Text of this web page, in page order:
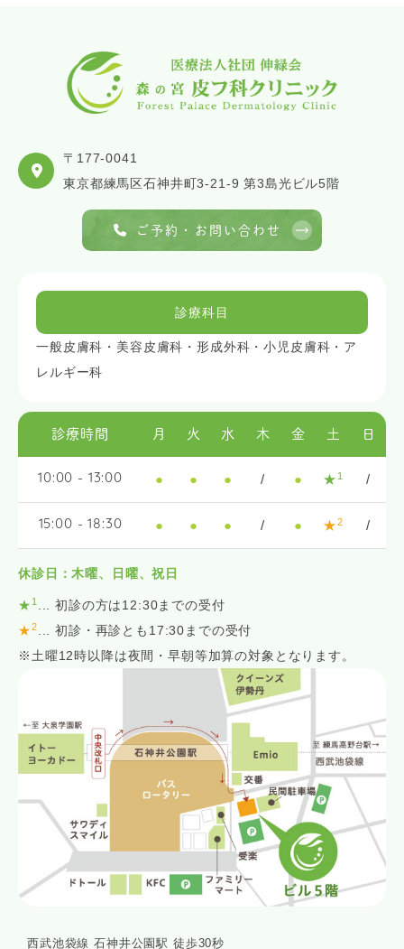
〒177-0041
東京都練馬区石神井町3-21-9 第3島光ビル5階
ご予約・お問い合わせ
診療科目
一般皮膚科・美容皮膚科・形成外科・小児皮膚科・ア
レルギー科
診療時間 月 火 水 木 金 土 日
10:00 - 13:00 ● ● ● / ● ★ 1 /
15:00 - 18:30 ● ● ● / ● ★2 /
休診日：木曜、日曜、祝日
★ 1 ... 初診の方は12:30までの受付
★2... 初診・再診とも17:30までの受付
※土曜12時以降は夜間・早朝等加算の対象となります。
西武池袋線 石神井公園駅 徒歩30秒